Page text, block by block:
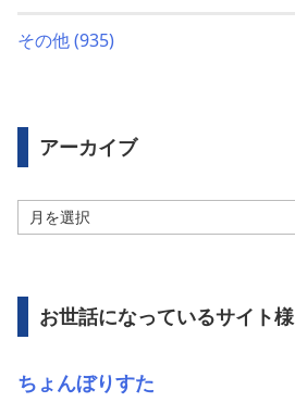
その他(935)
アーカイブ
ー
ブ
お世話になっているサイト様
ちょんぼりすた